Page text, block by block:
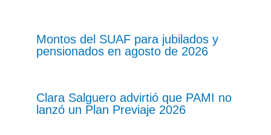
Montos del SUAF para jubilados y
pensionados en agosto de 2026
Clara Salguero advirtió que PAMI no
lanzó un Plan Previaje 2026